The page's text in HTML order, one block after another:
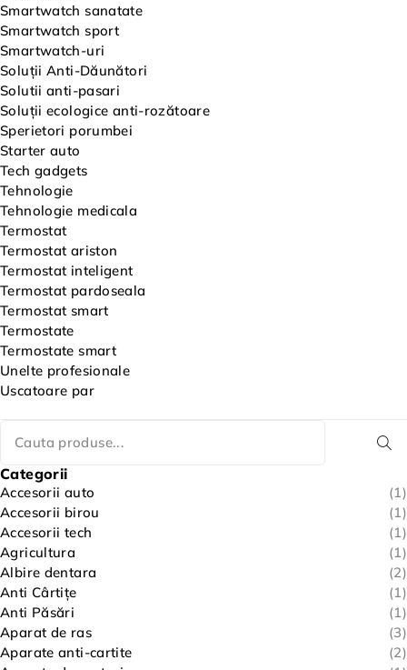
Smartwatch sanatate
Smartwatch sport
Smartwatch-uri
Soluții Anti-Dăunători
Solutii anti-pasari
Soluții ecologice anti-rozătoare
Sperietori porumbei
Starter auto
Tech gadgets
Tehnologie
Tehnologie medicala
Termostat
Termostat ariston
Termostat inteligent
Termostat pardoseala
Termostat smart
Termostate
Termostate smart
Unelte profesionale
Uscatoare par
Categorii
Accesorii auto
(1)
Accesorii birou
(1)
Accesorii tech
(1)
Agricultura
(1)
Albire dentara
(2)
Anti Cârtițe
(1)
Anti Păsări
(1)
Aparat de ras
(3)
Aparate anti-cartite
(2)